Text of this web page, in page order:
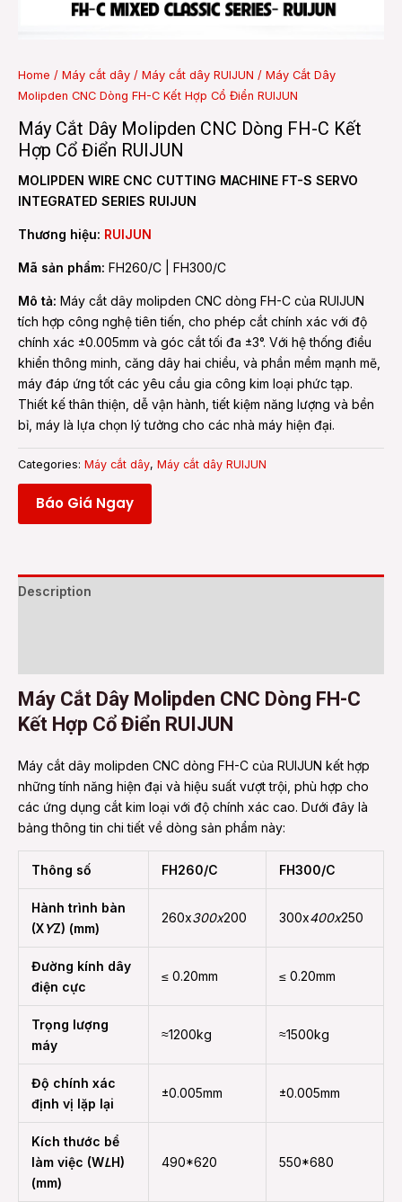
Home / Máy cắt dây / Máy cắt dây RUIJUN / Máy Cắt Dây
Molipden CNC Dòng FH-C Kết Hợp Cổ Điển RUIJUN
Máy Cắt Dây Molipden CNC Dòng FH-C Kết
Hợp Cổ Điển RUIJUN
MOLIPDEN WIRE CNC CUTTING MACHINE FT-S SERVO
INTEGRATED SERIES RUIJUN
Thương hiệu: RUIJUN
Mã sản phẩm: FH260/C | FH300/C
Mô tả: Máy cắt dây molipden CNC dòng FH-C của RUIJUN
tích hợp công nghệ tiên tiến, cho phép cắt chính xác với độ
chính xác ±0.005mm và góc cắt tối đa ±3°. Với hệ thống điều
khiển thông minh, căng dây hai chiều, và phần mềm mạnh mẽ,
máy đáp ứng tốt các yêu cầu gia công kim loại phức tạp.
Thiết kế thân thiện, dễ vận hành, tiết kiệm năng lượng và bền
bỉ, máy là lựa chọn lý tưởng cho các nhà máy hiện đại.
Categories: Máy cắt dây, Máy cắt dây RUIJUN
Báo Giá Ngay
Description
Máy Cắt Dây Molipden CNC Dòng FH-C
Kết Hợp Cổ Điển RUIJUN
Máy cắt dây molipden CNC dòng FH-C của RUIJUN kết hợp
những tính năng hiện đại và hiệu suất vượt trội, phù hợp cho
các ứng dụng cắt kim loại với độ chính xác cao. Dưới đây là
bảng thông tin chi tiết về dòng sản phẩm này:
Thông số FH260/C FH300/C
Hành trình bàn
(XYZ) (mm)
260x300x200 300x400x250
Đường kính dây
điện cực
≤ 0.20mm ≤ 0.20mm
Trọng lượng
máy
≈1200kg ≈1500kg
Độ chính xác
định vị lặp lại
±0.005mm ±0.005mm
Kích thước bể
làm việc (WLH)
(mm)
490*620 550*680